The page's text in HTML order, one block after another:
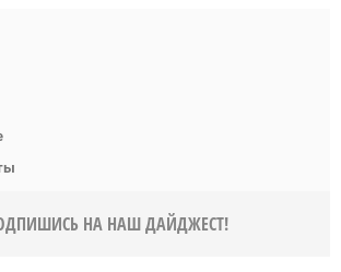
НА НАШ ДАЙДЖЕСТ!